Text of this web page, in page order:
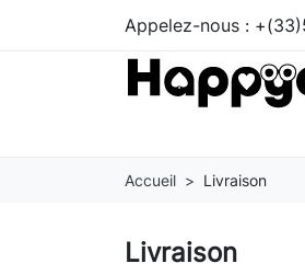
Appelez-nous :
Accueil Livraison
Livraison